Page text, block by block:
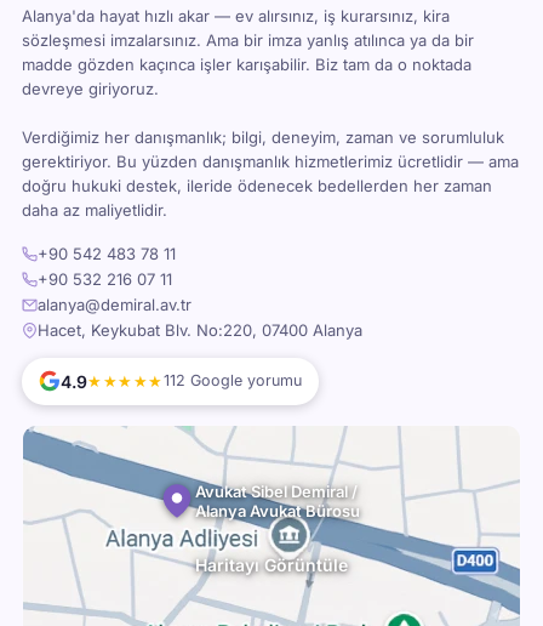
Alanya'da hayat hızlı akar — ev alırsınız, iş kurarsınız, kira
sözleşmesi imzalarsınız. Ama bir imza yanlış atılınca ya da bir
madde gözden kaçınca işler karışabilir. Biz tam da o noktada
devreye giriyoruz.
Verdiğimiz her danışmanlık; bilgi, deneyim, zaman ve sorumluluk
gerektiriyor. Bu yüzden danışmanlık hizmetlerimiz ücretlidir — ama
doğru hukuki destek, ileride ödenecek bedellerden her zaman
daha az maliyetlidir.
+90 542 483 78 11
+90 532 216 07 11
alanya@demiral.av.tr
Hacet, Keykubat Blv. No:220, 07400 Alanya
4.9★★★★★112 Google yorumu
Avukat Sibel Demiral /
Alanya Avukat Bürosu
Haritayı Görüntüle